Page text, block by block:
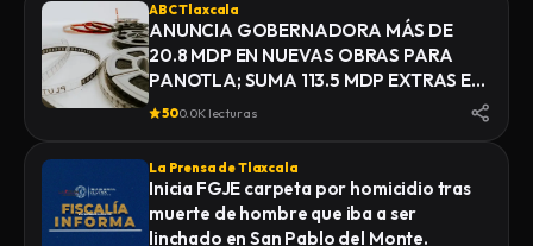
ABC Tlaxcala
ANUNCIA GOBERNADORA MÁS DE
20.8 MDP EN NUEVAS OBRAS PARA
PANOTLA; SUMA 113.5 MDP EXTRAS EN
INFRAESTRUCTURA
500.0K lecturas
La Prensa de Tlaxcala
Inicia FGJE carpeta por homicidio tras
muerte de hombre que iba a ser
linchado en San Pablo del Monte.